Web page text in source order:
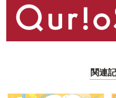
関連